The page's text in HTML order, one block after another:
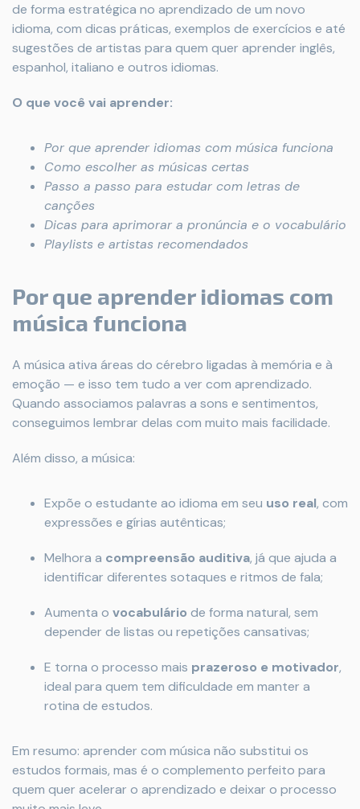
de forma estratégica no aprendizado de um novo
idioma, com dicas práticas, exemplos de exercícios e até
sugestões de artistas para quem quer aprender inglês,
espanhol, italiano e outros idiomas.
O que você vai aprender:
Por que aprender idiomas com música funciona
Como escolher as músicas certas
Passo a passo para estudar com letras de
canções
Dicas para aprimorar a pronúncia e o vocabulário
Playlists e artistas recomendados
Por que aprender idiomas com
música funciona
A música ativa áreas do cérebro ligadas à memória e à
emoção — e isso tem tudo a ver com aprendizado.
Quando associamos palavras a sons e sentimentos,
conseguimos lembrar delas com muito mais facilidade.
Além disso, a música:
Expõe o estudante ao idioma em seu uso real, com
expressões e gírias autênticas;
Melhora a compreensão auditiva, já que ajuda a
identificar diferentes sotaques e ritmos de fala;
Aumenta o vocabulário de forma natural, sem
depender de listas ou repetições cansativas;
E torna o processo mais prazeroso e motivador,
ideal para quem tem dificuldade em manter a
rotina de estudos.
Em resumo: aprender com música não substitui os
estudos formais, mas é o complemento perfeito para
quem quer acelerar o aprendizado e deixar o processo